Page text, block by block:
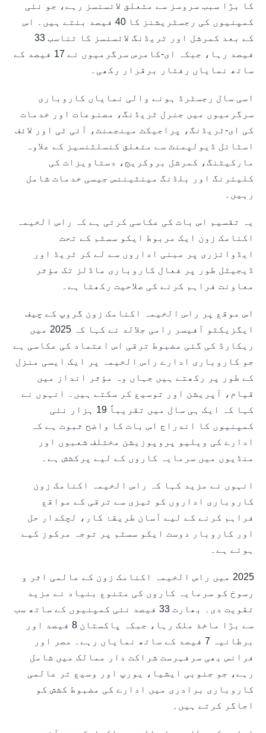
کا بڑا سبب سروسز سے متعلق لائسنسز رہے، جو نئی
کمپنیوں کی رجسٹریشنز کا 40 فیصد بنتے ہیں۔ اس
کے بعد کمرشل اور ٹریڈنگ لائسنسز کا تناسب 33
فیصد رہا، جبکہ ای-کامرس سرگرمیوں نے 17 فیصد کے
ساتھ نمایاں رفتار برقرار رکھی۔
اسی سال رجسٹرڈ ہونے والی نمایاں کاروباری
سرگرمیوں میں جنرل ٹریڈنگ، مصنوعات اور خدمات
کی ای-ٹریڈنگ، پراجیکٹ مینجمنٹ، آئی ٹی اور لائف
اسٹائل ڈیولپمنٹ سے متعلق کنسلٹنسیز کے علاوہ
مارکیٹنگ، کمرشل بروکریج، دستاویزات کی
کلیئرنگ اور بلڈنگ مینٹیننس جیسی خدمات شامل
رہیں۔
یہ تقسیم اس بات کی عکاسی کرتی ہے کہ راس الخیمہ
اکنامک زون ایک مربوط ایکو سسٹم کے تحت
ایڈوائزری پر مبنی اداروں سے لے کر ٹریڈ اور
ڈیجیٹل طور پر فعال کاروباری ماڈلز تک مؤثر
معاونت فراہم کرنے کی صلاحیت رکھتا ہے۔
اس موقع پر راس الخیمہ اکنامک زون گروپ کے چیف
ایگزیکٹو آفیسر رامی جلالد نے کہا کہ 2025 میں
ریکارڈ کی گئی مضبوط ترقی اس اعتماد کی عکاسی ہے
جو کاروباری ادارے راس الخیمہ پر ایک ایسی منزل
کے طور پر رکھتے ہیں جہاں وہ مؤثر انداز میں
قیام، آپریشن اور توسیع کر سکتے ہیں۔ انہوں نے
کہا کہ ایک ہی سال میں تقریباً 19 ہزار نئی
کمپنیوں کا اندراج اس بات کا واضح ثبوت ہے کہ
ادارے کی ویلیو پروپوزیشن مختلف شعبوں اور
منڈیوں میں سرمایہ کاروں کے لیے پرکشش ہے۔
انہوں نے مزید کہا کہ راس الخیمہ اکنامک زون
کاروباری اداروں کو تیزی سے ترقی کے مواقع
فراہم کرنے کے لیے آسان طریقۂ کار، لچکدار حل
اور کاروبار دوست ایکو سسٹم پر توجہ مرکوز کیے
ہوئے ہے۔
2025 میں راس الخیمہ اکنامک زون کے عالمی اثر و
رسوخ کو سرمایہ کاروں کی متنوع بنیاد نے مزید
تقویت دی۔ بھارت 33 فیصد نئی کمپنیوں کے ساتھ سب
سے بڑا ماخذ ملک رہا، جبکہ پاکستان 8 فیصد اور
برطانیہ 7 فیصد کے ساتھ نمایاں رہے۔ مصر اور
فرانس بھی سرفہرست شراکت دار ممالک میں شامل
رہے، جو جنوبی ایشیا، یورپ اور وسیع تر عالمی
کاروباری برادری میں ادارے کی مضبوط کشش کو
اجاگر کرتے ہیں۔